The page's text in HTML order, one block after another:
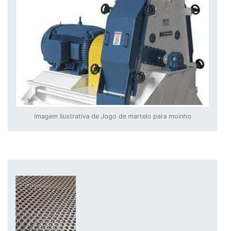
Imagem ilustrativa de Jogo de martelo para moinho